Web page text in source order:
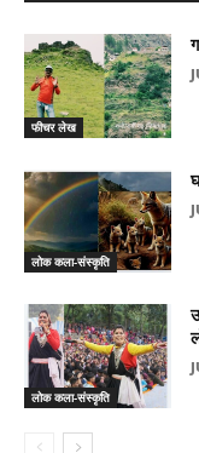
फीचर लेख
लोक कला-संस्कृति
लोक कला-संस्कृति